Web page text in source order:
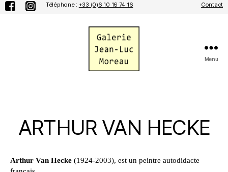
Téléphone : +33 (0)6 10 16 74 16 Contact
Menu
ARTHUR VAN HECKE
Arthur Van Hecke (1924-2003), est un peintre autodidacte